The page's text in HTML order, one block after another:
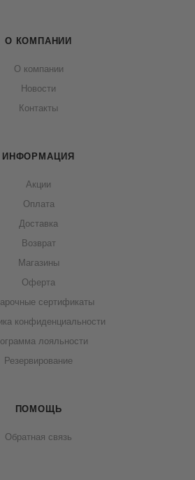
О КОМПАНИИ
О компании
Новости
Контакты
ИНФОРМАЦИЯ
Акции
Оплата
Доставка
Возврат
Магазины
Оферта
сертификаты
конфиденциальности
лояльности
Резервирование
ПОМОЩЬ
Обратная связь